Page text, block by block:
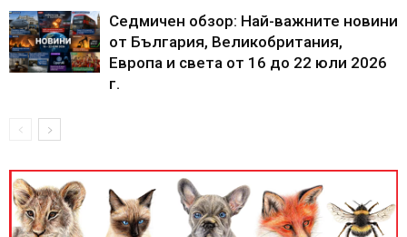
Седмичен обзор: Най-важните новини
от България, Великобритания,
Европа и света от 16 до 22 юли 2026
г.